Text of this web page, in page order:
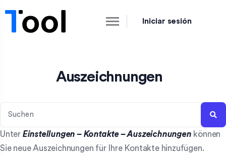
Iniciar sesión
Auszeichnungen
Unter Einstellungen – Kontakte – Auszeichnungen können
Sie neue Auszeichnungen für Ihre Kontakte hinzufügen.